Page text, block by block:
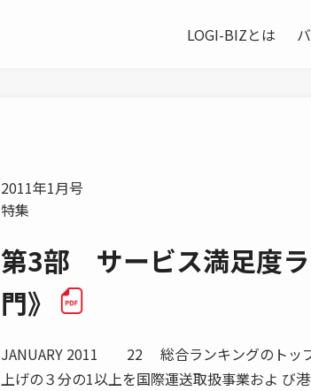
LOGI-BIZとは
2011年1月号
特集
第3部 サービス満足度
門》
JANUARY 2011 22 総合ランキングのトップ
上げの３分の1以上を国際運送取扱事業およ び